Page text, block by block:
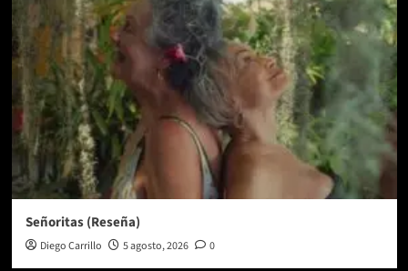
Señoritas (Reseña)
Diego Carrillo 5 agosto, 2026 0